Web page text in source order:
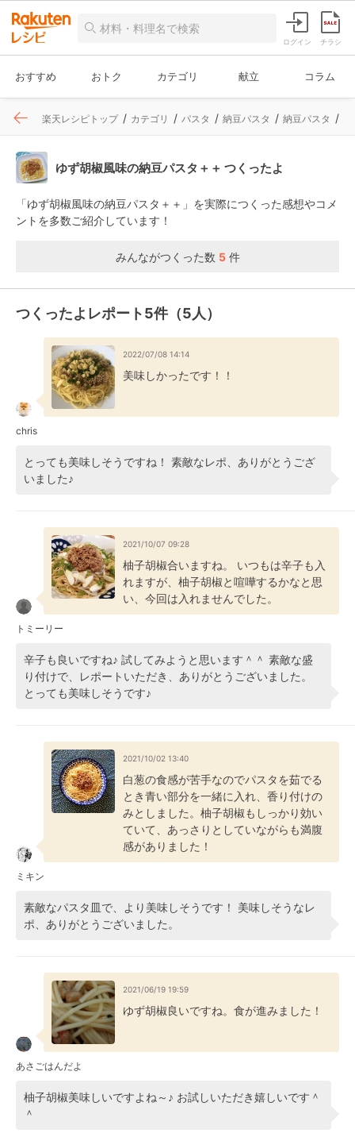
ログイン チラシ
おすすめ おトク カテゴリ 献立 コラム
楽天レシピトップ カテゴリ パスタ 納豆パスタ 納豆パスタ
ゆず胡椒風味の納豆パスタ＋＋ つくったよ
「ゆず胡椒風味の納豆パスタ＋＋」を実際につくった感想やコメ
ントを多数ご紹介しています！
みんながつくった数 5件
つくったよレポート5件（5人）
2022/07/08 14:14
美味しかったです！！
chris
とっても美味しそうですね！ 素敵なレポ、ありがとうござ
いました♪
2021/10/07 09:28
柚子胡椒合いますね。 いつもは辛子も入
れますが、柚子胡椒と喧嘩するかなと思
い、今回は入れませんでした。
トミーリー
辛子も良いですね♪ 試してみようと思います＾＾ 素敵な盛
り付けで、レポートいただき、ありがとうございました。
とっても美味しそうです♪
2021/10/02 13:40
白葱の食感が苦手なのでパスタを茹でる
とき青い部分を一緒に入れ、香り付けの
みとしました。柚子胡椒もしっかり効い
ていて、あっさりとしていながらも満腹
感がありました！
ミキン
素敵なパスタ皿で、より美味しそうです！ 美味しそうなレ
ポ、ありがとうございました。
2021/06/19 19:59
ゆず胡椒良いですね。食が進みました！
あさごはんだよ
柚子胡椒美味しいですよね～♪ お試しいただき嬉しいです＾
＾